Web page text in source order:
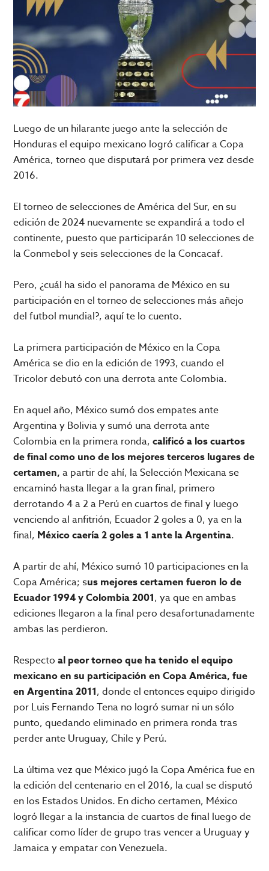
Luego de un hilarante juego ante la selección de
Honduras el equipo mexicano logró calificar a Copa
América, torneo que disputará por primera vez desde
2016.
El torneo de selecciones de América del Sur, en su
edición de 2024 nuevamente se expandirá a todo el
continente, puesto que participarán 10 selecciones de
la Conmebol y seis selecciones de la Concacaf.
Pero, ¿cuál ha sido el panorama de México en su
participación en el torneo de selecciones más añejo
del futbol mundial?, aquí te lo cuento.
La primera participación de México en la Copa
América se dio en la edición de 1993, cuando el
Tricolor debutó con una derrota ante Colombia.
En aquel año, México sumó dos empates ante
Argentina y Bolivia y sumó una derrota ante
Colombia en la primera ronda,calificó a los cuartos
de final como uno de los mejores terceros lugares de
certamen, a partir de ahí, la Selección Mexicana se
encaminó hasta llegar a la gran final, primero
derrotando 4 a 2 a Perú en cuartos de final y luego
venciendo al anfitrión, Ecuador 2 goles a 0, ya en la
final, México caería 2 goles a 1 ante la Argentina.
A partir de ahí, México sumó 10 participaciones en la
Copa América; sus mejores certamen fueron lo de
Ecuador 1994 y Colombia 2001, ya que en ambas
ediciones llegaron a la final pero desafortunadamente
ambas las perdieron.
Respectoal peor torneo que ha tenido el equipo
mexicano en su participación en Copa América, fue
en Argentina 2011, donde el entonces equipo dirigido
por Luis Fernando Tena no logró sumar ni un sólo
punto, quedando eliminado en primera ronda tras
perder ante Uruguay, Chile y Perú.
La última vez que México jugó la Copa América fue en
la edición del centenario en el 2016, la cual se disputó
en los Estados Unidos. En dicho certamen, México
logró llegar a la instancia de cuartos de final luego de
calificar como líder de grupo tras vencer a Uruguay y
Jamaica y empatar con Venezuela.